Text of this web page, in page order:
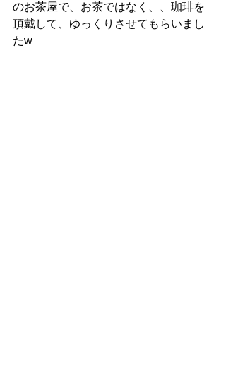
のお茶屋で、お茶ではなく、、珈琲を
頂戴して、ゆっくりさせてもらいまし
たw